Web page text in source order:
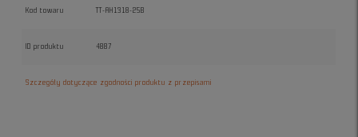
Kod towaru TT-AH1318-25B
ID produktu 4887
Szczegóły dotyczące zgodności produktu z przepisami